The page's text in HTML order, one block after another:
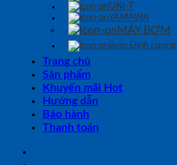
UNI-T
YAMAWA
MÁY BƠM
Bơm Định Lượng
Trang chủ
Sản phẩm
Khuyến mãi Hot
Hướng dẫn
Bảo hành
Thanh toán